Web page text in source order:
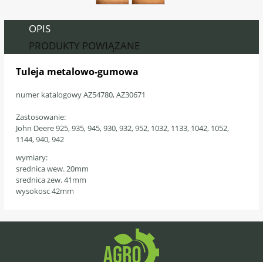
OPIS
PRODUKTY POWIĄZANE
Tuleja metalowo-gumowa
numer katalogowy AZ54780, AZ30671
Zastosowanie:
John Deere925, 935, 945, 930, 932, 952, 1032, 1133, 1042, 1052,
1144, 940, 942
wymiary:
srednica wew. 20mm
srednica zew. 41mm
wysokosc 42mm